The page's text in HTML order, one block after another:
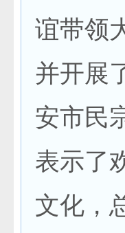
谊带领
并开展
安市民
表示了
文化，